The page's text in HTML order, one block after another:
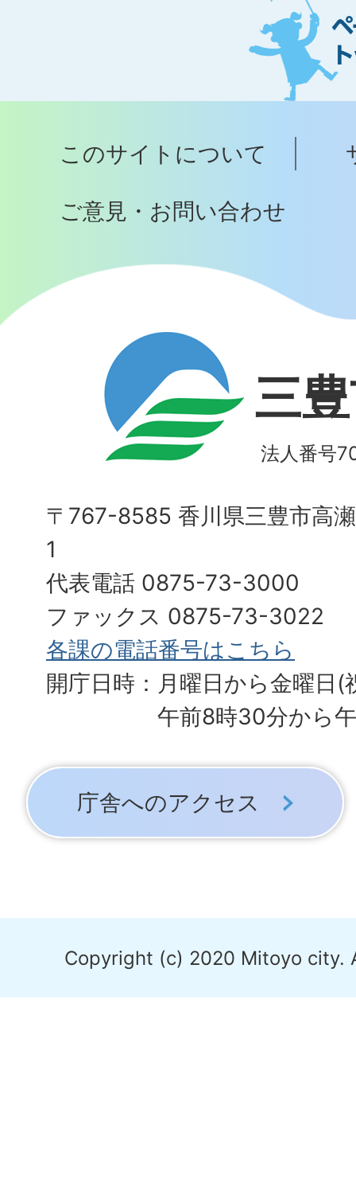
ジ
ト
ッ
へ
このサイトについて
ご意見・お問い合わせ
三
法人番号
〒767-8585 香川県三豊市高
1
代表電話 0875-73-3000
ファックス 0875-73-3022
各課の電話番号はこちら
開庁日時：月曜日から金曜日(
午前8時30分から
庁舎へのアクセス
Copyright (c) 2020 Mitoyo city.